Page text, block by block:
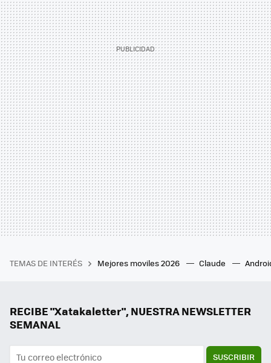
TEMAS DE INTERÉS Mejores moviles 2026 Claude
RECIBE "Xatakaletter", NUESTRA NEWSLETTER
SEMANAL
SUSCRIBIR